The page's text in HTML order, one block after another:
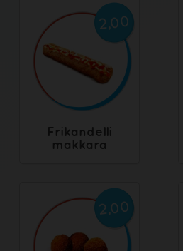
2,00
Frikandelli
makkara
2,00